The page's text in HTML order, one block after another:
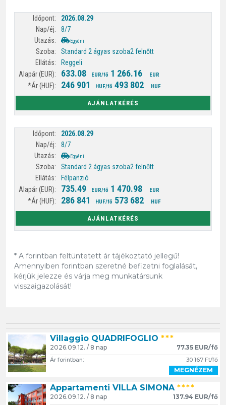
2026.08.29
8/7
Egyéni
Standard 2 ágyas szoba2 felnőtt
Reggeli
633.08 EUR/fő 1 266.16 EUR
246 901 HUF/fő 493 802 HUF
AJÁNLATKÉRÉS
2026.08.29
8/7
Egyéni
Standard 2 ágyas szoba2 felnőtt
Félpanzió
735.49 EUR/fő 1 470.98 EUR
286 841 HUF/fő 573 682 HUF
AJÁNLATKÉRÉS
* A forintban feltüntetett ár tájékoztató jellegű!
Amennyiben forintban szeretné befizetni foglalását,
kérjük jelezze és várja meg munkatársunk
visszaigazolását!
Villaggio QUADRIFOGLIO ***
2026.09.12. / 8 nap 77.35 EUR/fő
Ár forintban: 30 167 Ft/fő
MEGNÉZEM
Appartamenti VILLA SIMONA ****
2026.09.12. / 8 nap 137.94 EUR/fő